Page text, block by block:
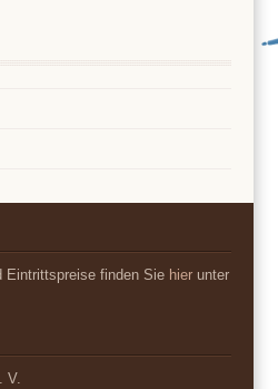
Eintrittspreise finden Sie hier unter
V.